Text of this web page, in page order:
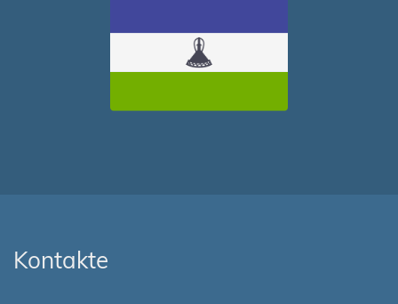
Kontakte